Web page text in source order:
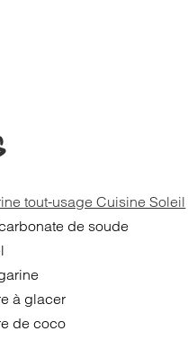
tout-usage Cuisine Soleil
de soude
à glacer
de coco